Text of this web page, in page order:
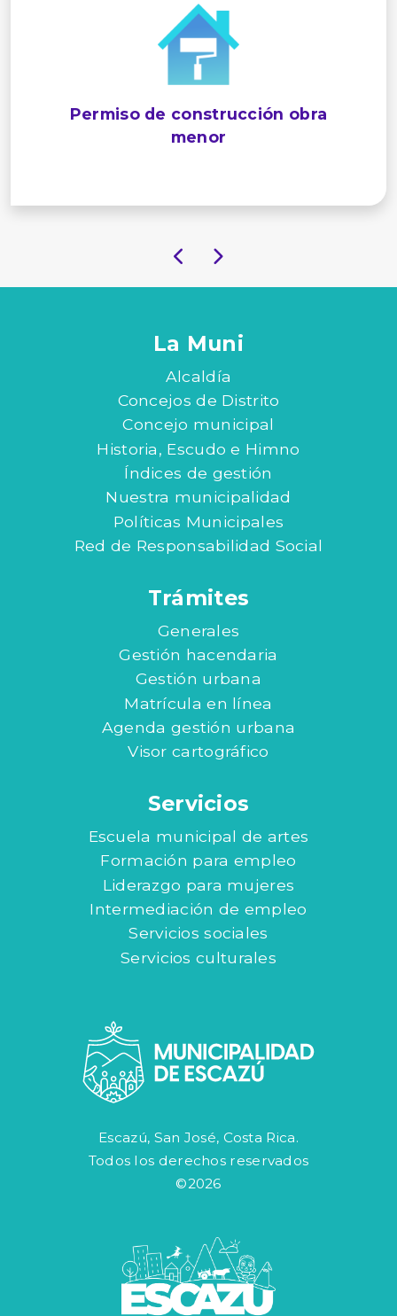
Permiso de construcción obra
menor
La Muni
Alcaldía
Concejos de Distrito
Concejo municipal
Historia, Escudo e Himno
Índices de gestión
Nuestra municipalidad
Políticas Municipales
Red de Responsabilidad Social
Trámites
Generales
Gestión hacendaria
Gestión urbana
Matrícula en línea
Agenda gestión urbana
Visor cartográfico
Servicios
Escuela municipal de artes
Formación para empleo
Liderazgo para mujeres
Intermediación de empleo
Servicios sociales
Servicios culturales
Escazú, San José, Costa Rica.
Todos los derechos reservados
©2026